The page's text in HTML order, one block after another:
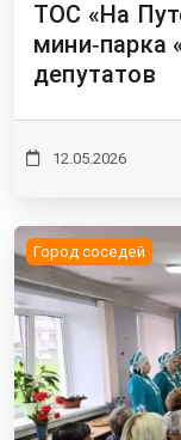
ТОС «На
депутатов
12.05.2026
Город соседей